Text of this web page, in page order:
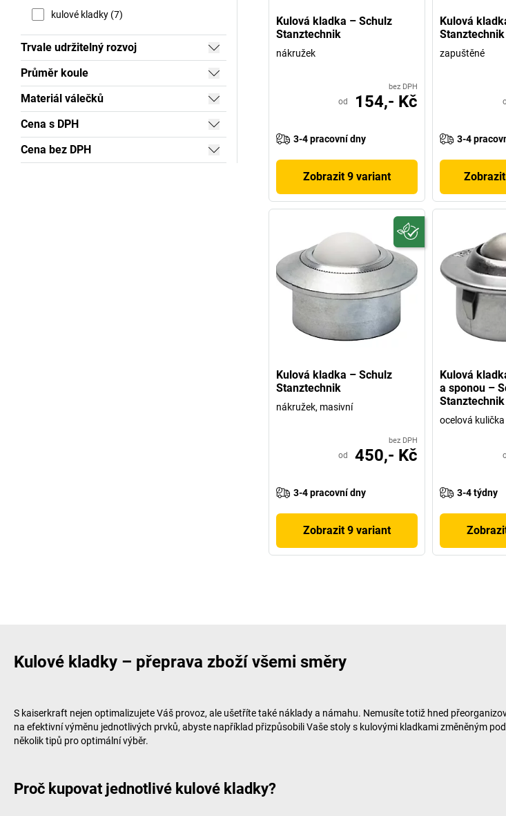
kulové kladky (7)
Trvale udržitelný rozvoj
Průměr koule
Materiál válečků
Cena s DPH
Cena bez DPH
Kulová kladka – Schulz
Stanztechnik
nákružek
bez DPH
od 154,- Kč
3-4 pracovní dny
Zobrazit 9 variant
Kulová
Stanztechnik
zapuštěné
3-4
Kulová kladka – Schulz
Stanztechnik
nákružek, masivní
bez DPH
od 450,- Kč
3-4 pracovní dny
Zobrazit 9 variant
Kulová
a sponou –
Stanztechnik
ocelová kulička
3-4 týdny
Kulové kladky – přeprava zboží všemi směry
S kaiserkraft nejen optimalizujete Váš provoz, ale ušetříte také náklady a námahu. Nemusíte totiž hned
na efektivní výměnu jednotlivých prvků, abyste například přizpůsobili Vaše stoly s kulovými kladkami změněným
několik tipů pro optimální výběr.
Proč kupovat jednotlivé kulové kladky?